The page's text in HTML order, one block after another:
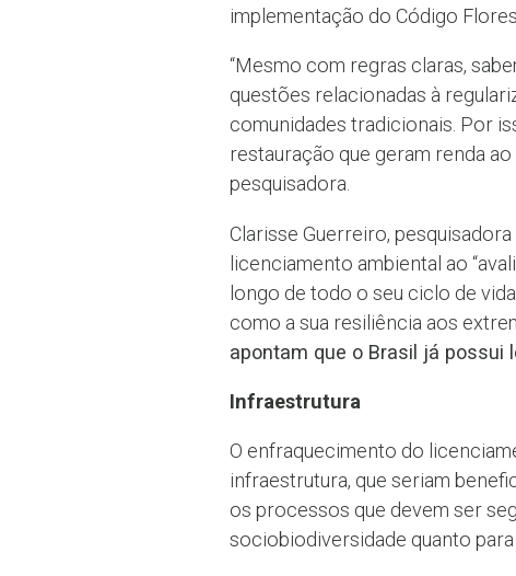
implementação do Código
“Mesmo com regras claras,
questões relacionadas à
comunidades tradicionais. Por
restauração que geram renda
pesquisadora.
Clarisse Guerreiro,
licenciamento ambiental ao
longo de todo o seu ciclo de
como a sua resiliência aos
apontam que o Brasil já
Infraestrutura
O enfraquecimento do
infraestrutura, que seriam
os processos que devem ser
sociobiodiversidade quanto